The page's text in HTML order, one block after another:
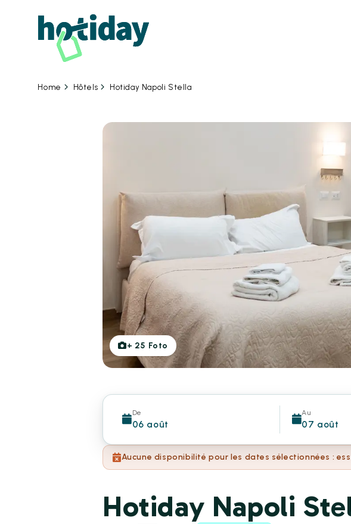
Home Hôtels Hotiday Napoli Stella
+ 25 Foto
De
06 août
Au
07 août
Aucune disponibilité pour les dates sélectionnées :
Hotiday Napoli